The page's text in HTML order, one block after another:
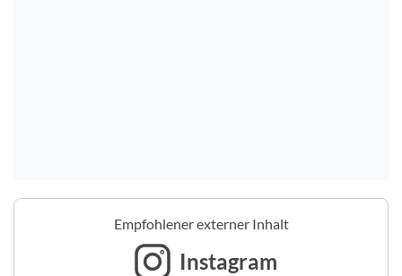
Empfohlener externer Inhalt
Instagram